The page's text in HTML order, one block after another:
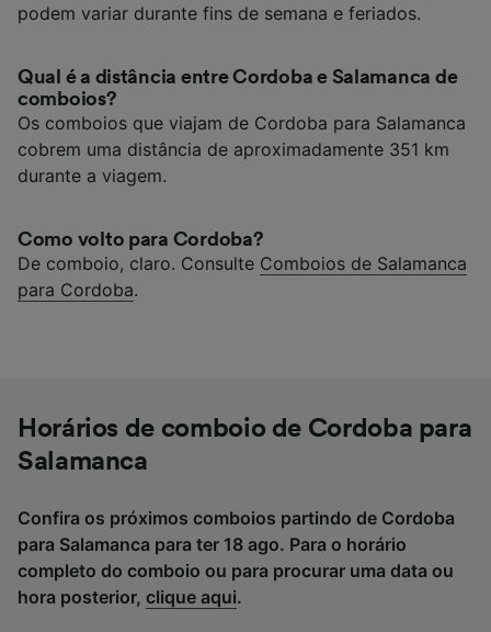
podem variar durante fins de semana e feriados.
Qual é a distância entre Cordoba e Salamanca de
comboios?
Os comboios que viajam de Cordoba para Salamanca
cobrem uma distância de aproximadamente 351 km
durante a viagem.
Como volto para Cordoba?
De comboio, claro. Consulte Comboios de Salamanca
para Cordoba.
Horários de comboio de Cordoba para
Salamanca
Confira os próximos comboios partindo de Cordoba
para Salamanca para ter 18 ago. Para o horário
completo do comboio ou para procurar uma data ou
hora posterior, clique aqui.